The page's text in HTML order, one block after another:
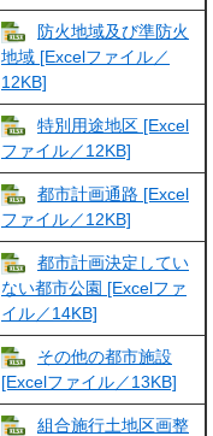
防火地域及び準防火
地域 [Excelファイル／
12KB]
特別用途地区 [Excel
ファイル／12KB]
都市計画通路 [Excel
ファイル／12KB]
都市計画決定してい
ない都市公園 [Excelファ
イル／14KB]
その他の都市施設
[Excelファイル／13KB]
組合施行土地区画整